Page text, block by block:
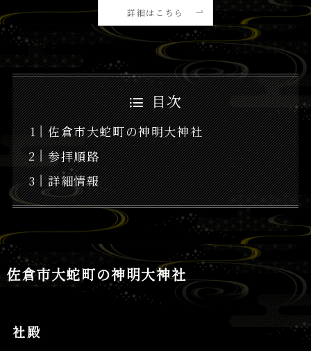
詳細はこちら
目次
佐倉市大蛇町の神明大神社
参拝順路
詳細情報
佐倉市大蛇町の神明大神社
社殿